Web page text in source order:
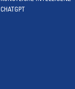
CHATGPT